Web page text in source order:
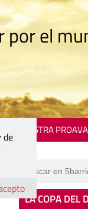
por el
MOSTRA
LA COPA DEL
de